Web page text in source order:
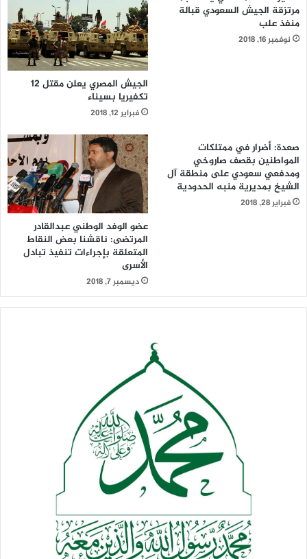
مرتزقة الجيش السعودي قبالة
منفذ علب
نوفمبر 16, 2018
الجيش المصري يعلن مقتل 12
تكفيريا بسيناء
فبراير 12, 2018
صعدة: أضرار في ممتلكات
المواطنين بقصف صاروخي
ومدفعي سعودي على منطقة آل
الشيخ بمديرية منبه الحدودية
فبراير 28, 2018
عضو الوفد الوطني عبدالقادر
المرتضى: ناقشنا بعض النقاط
المتعلقة بإجراءات تنفيذ تبادل
الأسرى
ديسمبر 7, 2018